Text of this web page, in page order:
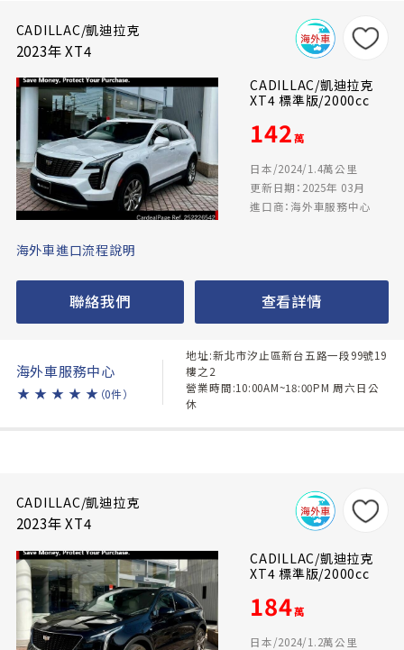
CADILLAC/凱迪拉克
2023年 XT4
CADILLAC/凱迪拉克
XT4 標準版/2000cc
142萬
日本/2024/1.4萬公里
更新日期：2025年 03月
進口商：海外車服務中心
海外車進口流程說明
聯絡我們 查看詳情
海外車服務中心
★ ★ ★ ★ ★ （0件）
地址:新北市汐止區新台五路一段99號19
樓之2
營業時間:10:00AM~18:00PM 周六日公
休
CADILLAC/凱迪拉克
2023年 XT4
CADILLAC/凱迪拉克
XT4 標準版/2000cc
184萬
日本/2024/1.2萬公里